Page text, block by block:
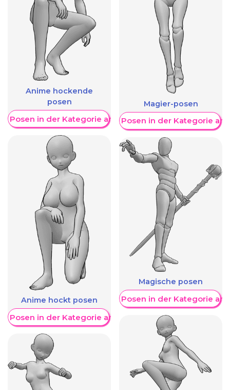
Anime hockende
posen
Posen in der Kategorie anzeigen
Anime hockt posen
Posen in der Kategorie anzeigen
Magier-posen
Weitere Posen in der Kategorie
Magische posen
Weitere Posen in der Kategorie